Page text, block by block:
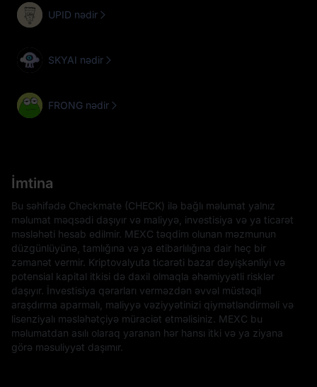
UPID nədir
SKYAI nədir
FRONG nədir
İmtina
Bu səhifədə Checkmate (CHECK) ilə bağlı məlumat yalnız
məlumat məqsədi daşıyır və maliyyə, investisiya və ya ticarət
məsləhəti hesab edilmir. MEXC təqdim olunan məzmunun
düzgünlüyünə, tamlığına və ya etibarlılığına dair heç bir
zəmanət vermir. Kriptovalyuta ticarəti bazar dəyişkənliyi və
potensial kapital itkisi də daxil olmaqla əhəmiyyətli risklər
daşıyır. İnvestisiya qərarları verməzdən əvvəl müstəqil
araşdırma aparmalı, maliyyə vəziyyətinizi qiymətləndirməli və
lisenziyalı məsləhətçiyə müraciət etməlisiniz. MEXC bu
məlumatdan asılı olaraq yaranan hər hansı itki və ya ziyana
görə məsuliyyət daşımır.